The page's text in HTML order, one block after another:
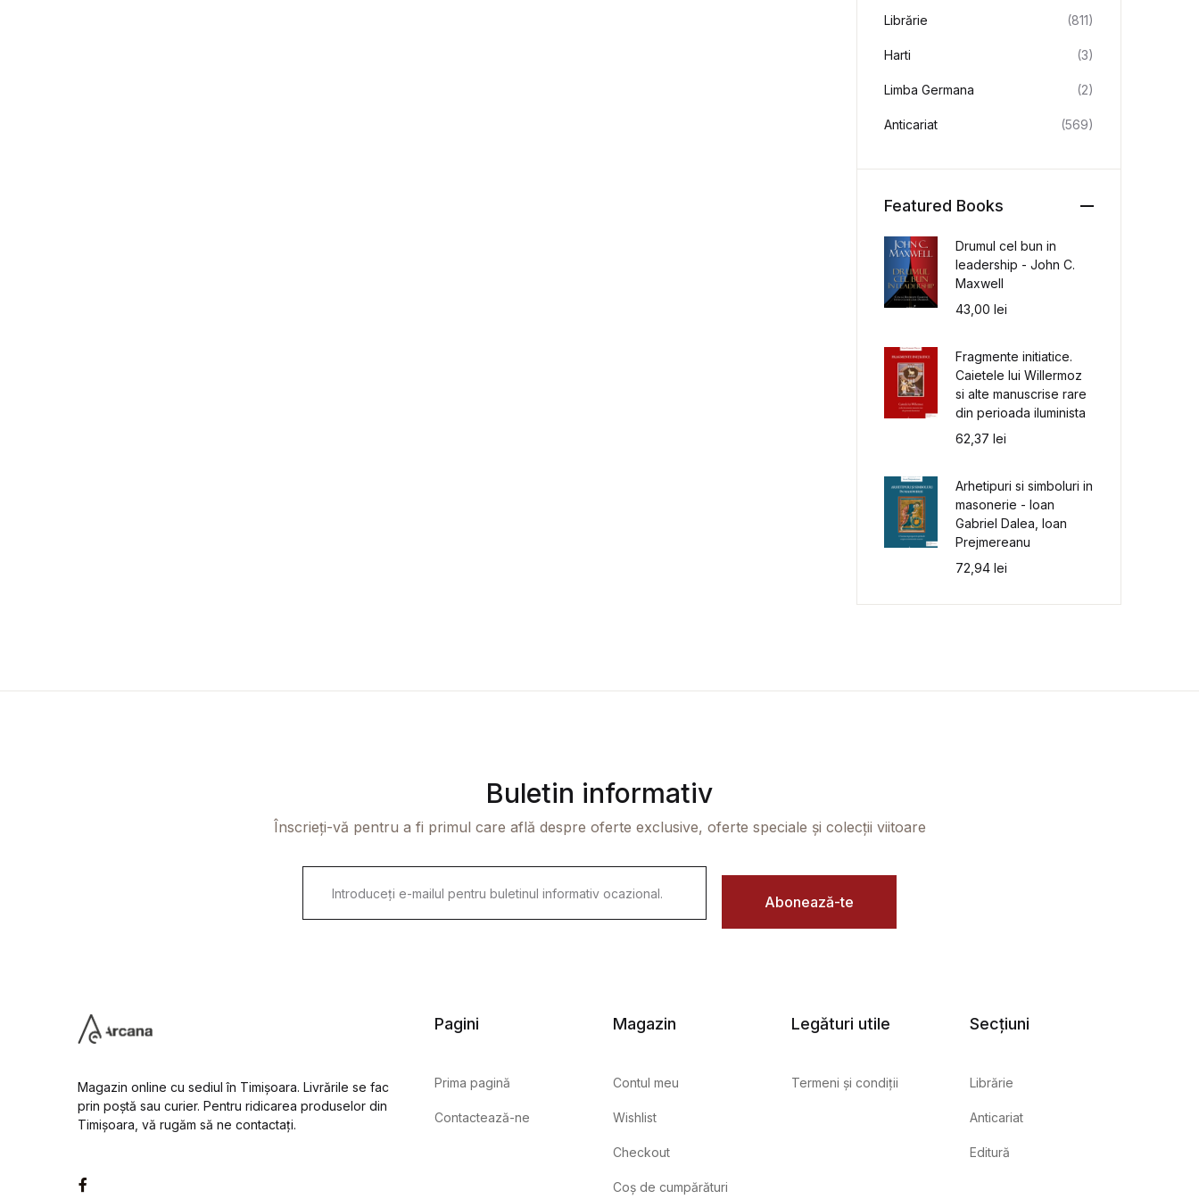
Librărie (811)
Harti (3)
Limba Germana (2)
Anticariat (569)
Featured Books
Drumul cel bun in
leadership - John C.
Maxwell
43,00lei
Fragmente initiatice.
Caietele lui Willermoz
si alte manuscrise rare
din perioada iluminista
62,37lei
Arhetipuri si simboluri in
masonerie - Ioan
Gabriel Dalea, Ioan
Prejmereanu
72,94lei
Buletin informativ
Înscrieți-vă pentru a fi primul care află despre oferte exclusive, oferte speciale și colecții viitoare
i
Abonează-te
Magazin online cu sediul în Timișoara. Livrările se fac
prin poștă sau curier. Pentru ridicarea produselor din
Timișoara, vă rugăm să ne contactați.
Pagini
Prima pagină
Contactează-ne
Magazin
Contul meu
Wishlist
Checkout
Coș de cumpărături
Legături utile
Termeni și condiții
Secțiuni
Librărie
Anticariat
Editură